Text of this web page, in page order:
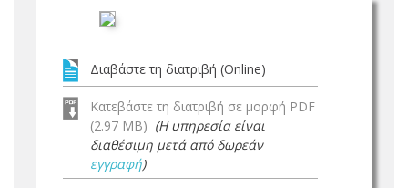
Διαβάστε τη διατριβή (Online)
Κατεβάστε τη διατριβή σε μορφή PDF
(2.97 MB) (Η υπηρεσία είναι
διαθέσιμη μετά από δωρεάν
εγγραφή)